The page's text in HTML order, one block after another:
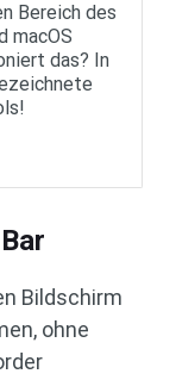
Bereich des
macOS
das? In
Bildschirm
ohne